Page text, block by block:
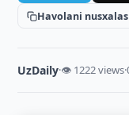
Havolani
UzDaily·👁 1222 views·